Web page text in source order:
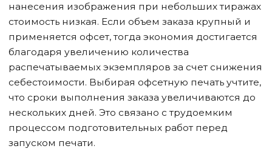
нанесения изображения при небольших тиражах
стоимость низкая. Если объем заказа крупный и
применяется офсет, тогда экономия достигается
благодаря увеличению количества
распечатываемых экземпляров за счет снижения
себестоимости. Выбирая офсетную печать учтите,
что сроки выполнения заказа увеличиваются до
нескольких дней. Это связано с трудоемким
процессом подготовительных работ перед
запуском печати.